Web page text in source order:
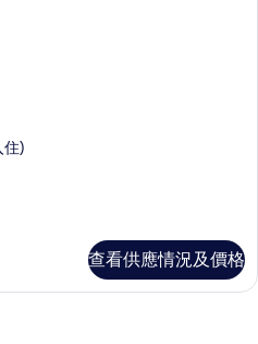
住)
查看供應情況及價格